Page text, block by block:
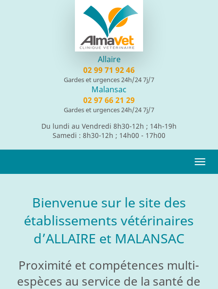
Allaire
02 99 71 92 46
Gardes et urgences 24h/24 7j/7
Malansac
02 97 66 21 29
Gardes et urgences 24h/24 7j/7
Du lundi au Vendredi 8h30-12h ; 14h-19h
Samedi : 8h30-12h ; 14h00 - 17h00
Bienvenue sur le site des
établissements vétérinaires
d’ALLAIRE et MALANSAC
Proximité et compétences multi-
espèces au service de la santé de
Panneau de gestion des cookies